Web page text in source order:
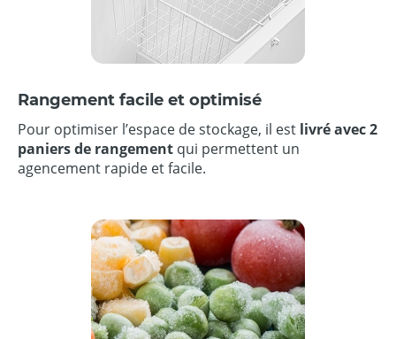
Rangement facile et optimisé
Pour optimiser l’espace de stockage, il est livré avec 2
paniers de rangement qui permettent un
agencement rapide et facile.